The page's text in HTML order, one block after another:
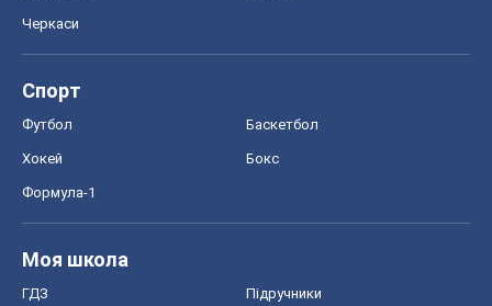
Черкаси
Спорт
Футбол Баскетбол
Хокей Бокс
Формула-1
Моя школа
ГДЗ Підручники